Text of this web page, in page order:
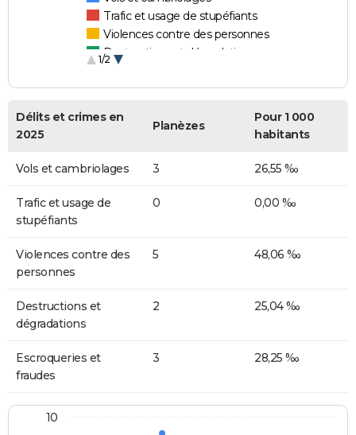
Trafic et usage de stupéfiants
Violences contre des personnes
Destructions et dégradations
1/2
Délits et crimes en
2025
Planèzes
Pour 1 000
habitants
Vols et cambriolages 3 26,55 ‰
Trafic et usage de
stupéfiants
0 0,00 ‰
Violences contre des
personnes
5 48,06 ‰
Destructions et
dégradations
2 25,04 ‰
Escroqueries et
fraudes
3 28,25 ‰
10